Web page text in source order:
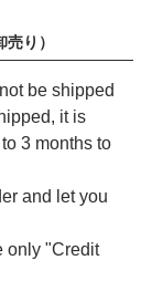
り）
be shipped
it is
3 months to
and let you
only "Credit